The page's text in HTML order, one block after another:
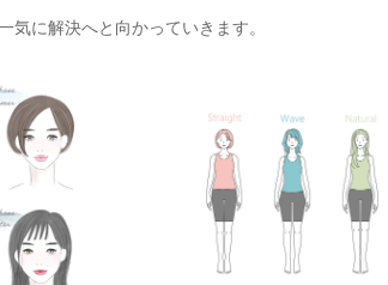
気に解決へと向かっていきます。